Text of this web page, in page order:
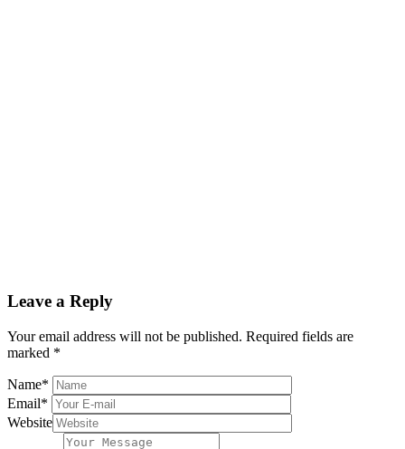
Leave a Reply
Your email address will not be published. Required fields are
marked *
Name*
Email*
Website